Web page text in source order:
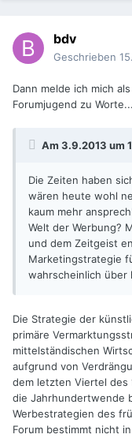
bdv
Geschrieben
Dann melde ich mich
Forumjugend zu Worte...
Am 3.9.2013 um
Die Zeiten haben
wären heute wohl
kaum mehr
Welt der Werbung?
und dem Zeitgeist
Marketingstrategie
wahrscheinlich über
Die Strategie der
primäre
mittelständischen
aufgrund von
dem letzten Viertel des
die Jahrhundertwende
Werbestrategien des
Forum bestimmt nicht